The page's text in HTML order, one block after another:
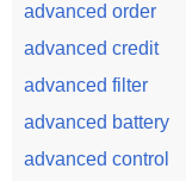
advanced order
advanced credit
advanced filter
advanced battery
advanced control